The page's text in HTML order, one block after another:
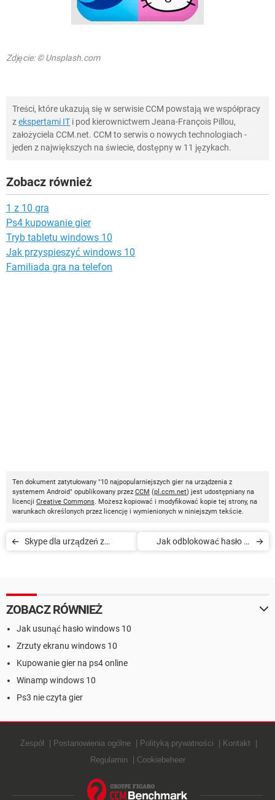
Zdjęcie: © Unsplash.com
Treści, które ukazują się w serwisie CCM powstają we współpracy
zekspertami IT i pod kierownictwem Jeana-François Pillou,
założyciela CCM.net. CCM to serwis o nowych technologiach -
jeden z największych na świecie, dostępny w 11 językach.
Zobacz również
1 z 10 gra
Ps4 kupowanie gier
Tryb tabletu windows 10
Jak przyspieszyć windows 10
Familiada gra na telefon
Ten dokument zatytułowany "10 najpopularniejszych gier na urządzenia z
systemem Android" opublikowany przez CCM (pl.ccm.net) jest udostępniany na
licencji Creative Commons. Możesz kopiować i modyfikować kopie tej strony, na
warunkach określonych przez licencję i wymienionych w niniejszym tekście.
Skype dla urządzeń z
Jak odblokować hasło w
ZOBACZ RÓWNIEŻ
Jak usunąć hasło windows 10
Zrzuty ekranu windows 10
Kupowanie gier na ps4 online
Winamp windows 10
Ps3 nie czyta gier
Zespół Postanowienia ogólne Polityką prywatności
Kontakt
Regulamin
Cookiebeheer